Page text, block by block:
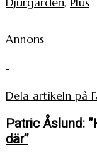
Annons
Dela artikeln på
Patric Åslund:
där”